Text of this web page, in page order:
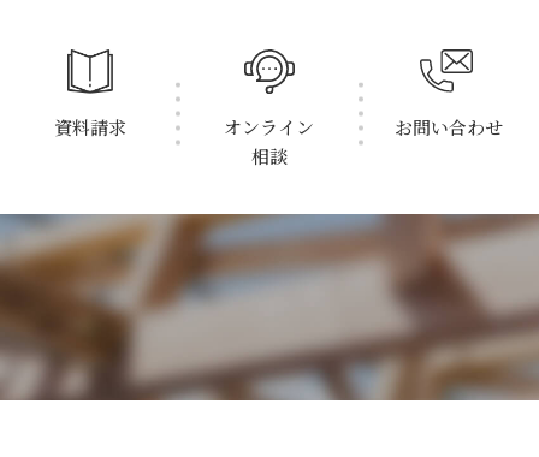
資料請求
オンライン
相談
お問い合わせ